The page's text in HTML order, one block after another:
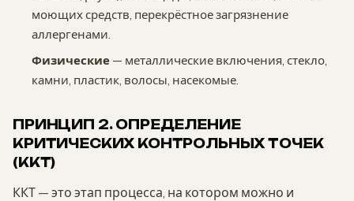
моющих средств, перекрёстное загрязнение
аллергенами.
Физические — металлические включения, стекло,
камни, пластик, волосы, насекомые.
ПРИНЦИП 2. ОПРЕДЕЛЕНИЕ
КРИТИЧЕСКИХ КОНТРОЛЬНЫХ ТОЧЕК
(ККТ)
ККТ — это этап процесса, на котором можно и